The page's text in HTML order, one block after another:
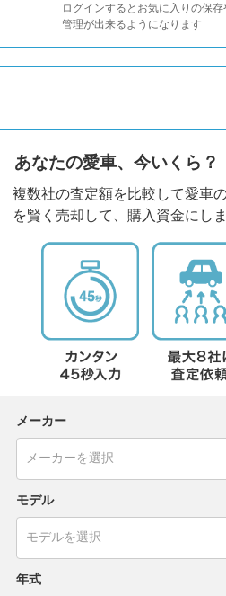
ログインするとお気に入りの保
管理が出来るようになります
あなたの愛車、今いくら？
複数社の査定額を比較して愛車
を賢く売却して、購入資金にし
メーカー
モデル
年式